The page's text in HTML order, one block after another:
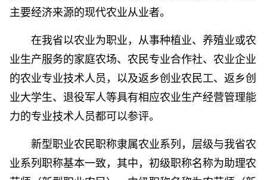
主要经济来源的现代农业从业者。
在我省以农业为职业，从事种植业、养殖业或农
业生产服务的家庭农场、农民专业合作社、农业企业
的农业专业技术人员，以及返乡创业农民工、返乡创
业大学生、退役军人等具有相应农业生产经营管理能
力的专业技术人员都可以参评。
新型职业农民职称隶属农业系列，层级与我省农
业系列职称基本一致，其中，初级职称名称为助理农